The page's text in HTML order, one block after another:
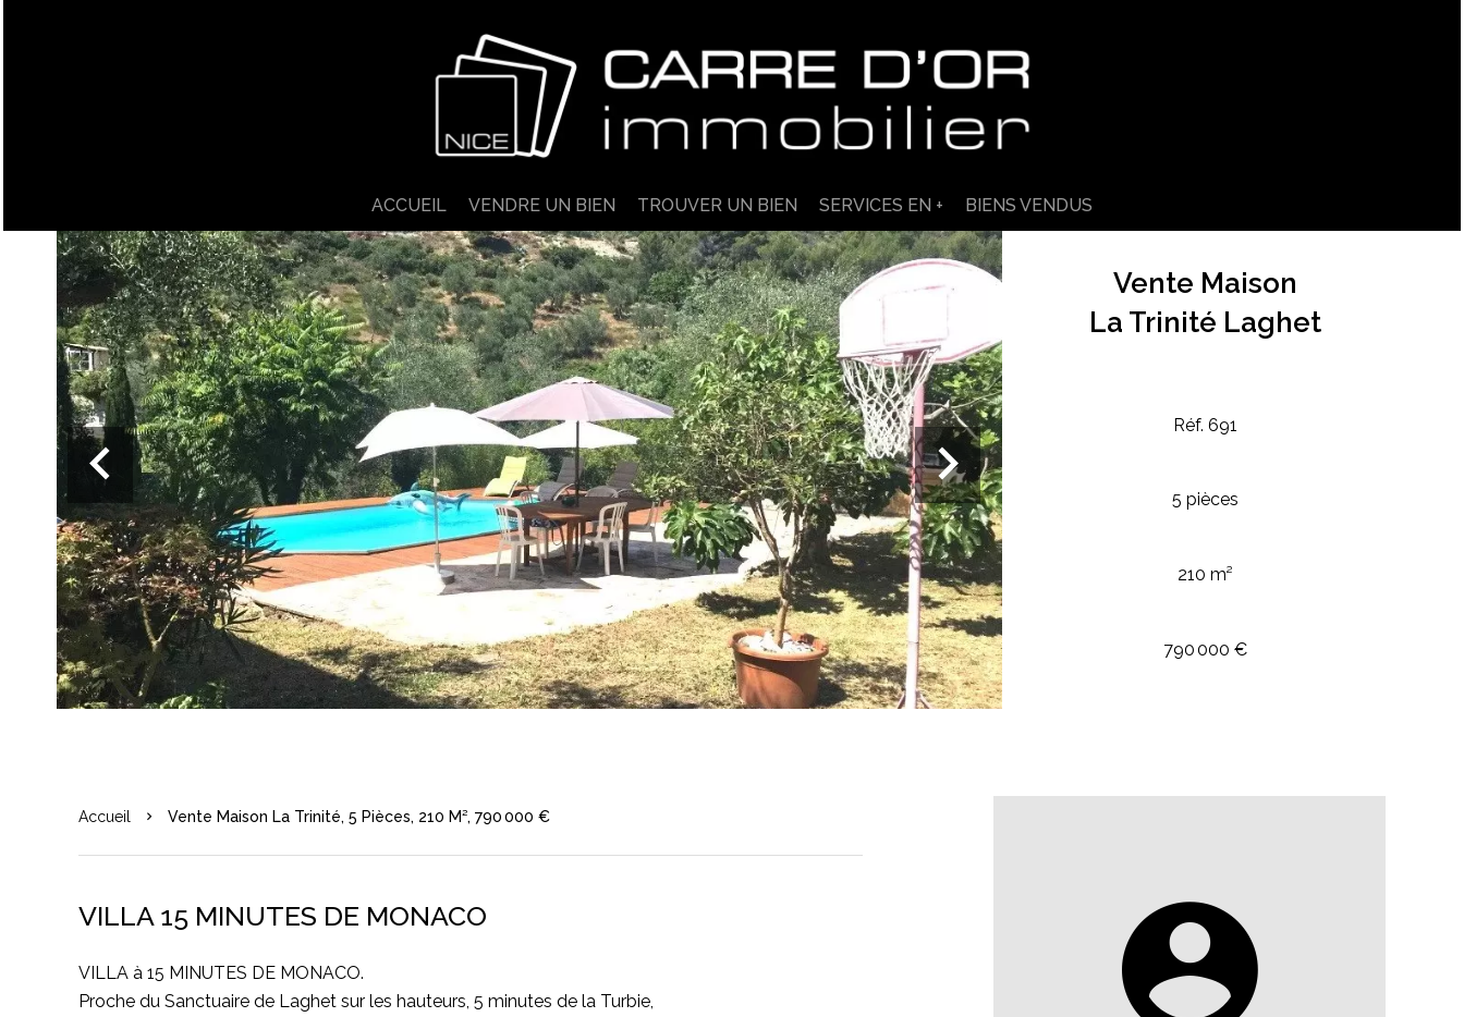
ACCUEIL VENDRE UN BIEN TROUVER UN BIEN SERVICES EN + BIENS VENDUS
Vente Maison
La Trinité Laghet
Réf. 691
5 pièces
210 m²
790 000 €
Accueil Vente Maison La Trinité, 5 Pièces, 210 M², 790 000 €
VILLA 15 MINUTES DE MONACO
VILLA à 15 MINUTES DE MONACO.
Proche du Sanctuaire de Laghet sur les hauteurs, 5 minutes de la Turbie,